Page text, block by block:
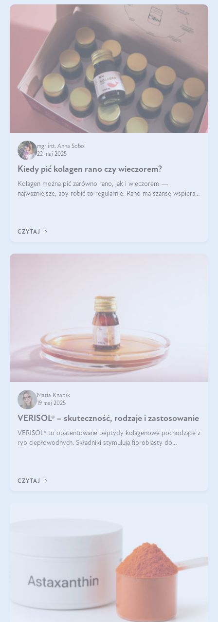
mgr inż. Anna Sobol
22 maj 2025
Kiedy pić kolagen rano czy wieczorem?
Kolagen można pić zarówno rano, jak i wieczorem —
najważniejsze, aby robić to regularnie. Rano ma szansę wspierać
CZYTAJ
Maria Knapik
19 maj 2025
VERISOL® – skuteczność, rodzaje i zastosowanie
VERISOL® to opatentowane peptydy kolagenowe pochodzące z
ryb ciepłowodnych. Składniki stymulują fibroblasty do
CZYTAJ